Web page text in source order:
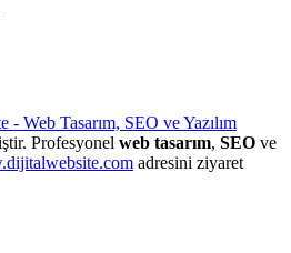
- Web Tasarım, SEO ve Yazılım
Profesyonel web tasarım, SEO ve
adresini ziyaret